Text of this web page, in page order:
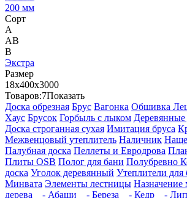
200 мм
Сорт
А
АВ
В
Экстра
Размер
18х400х3000
Товаров:7Показать
Доска обрезная Брус Вагонка Обшивка
Хаус Брусок Горбыль с лыком Деревянные
Доска строганная сухая Имитация бруса
Межвенцовый утеплитель Наличник
Палубная доска Пеллеты и Евродрова
Плиты OSB Полог для бани Полубревно
доска Уголок деревянный Утеплители для
Минвата Элементы лестницы Назначение
дерева
- Абаши - Береза - Кедр -